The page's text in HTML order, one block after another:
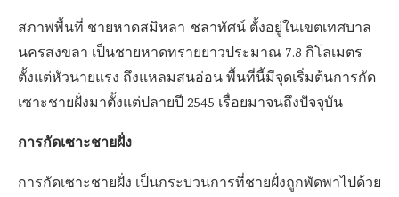
สภาพพื้นที่ ชายหาดสมิหลา-ชลาทัศน์ ตั้งอยู่ในเขตเทศบาล
นครสงขลา เป็นชายหาดทรายยาวประมาณ 7.8 กิโลเมตร
ตั้งแต่หัวนายแรง ถึงแหลมสนอ่อน พื้นที่นี้มีจุดเริ่มต้นการกัด
เซาะชายฝั่งมาตั้งแต่ปลายปี 2545 เรื่อยมาจนถึงปัจจุบัน
การกัดเซาะชายฝั่ง
การกัดเซาะชายฝั่ง เป็นกระบวนการที่ชายฝั่งถูกพัดพาไปด้วย